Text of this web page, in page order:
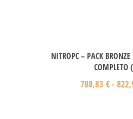
NITROPC – PACK
COMPLETO (
788,83 €-